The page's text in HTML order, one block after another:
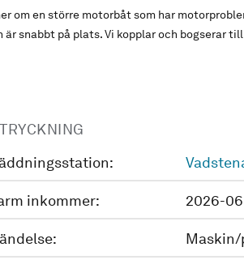
om en större motorbåt som har
är snabbt på plats. Vi kopplar och bogserar
inkommer: 2026-